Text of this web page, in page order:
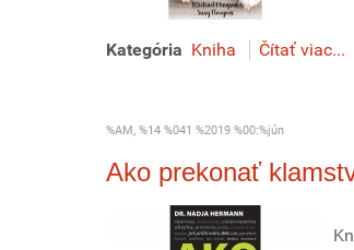
Kategória Kniha Čítať viac...
%AM, %14 %041 %2019 %00:%jún
Ako prekonať